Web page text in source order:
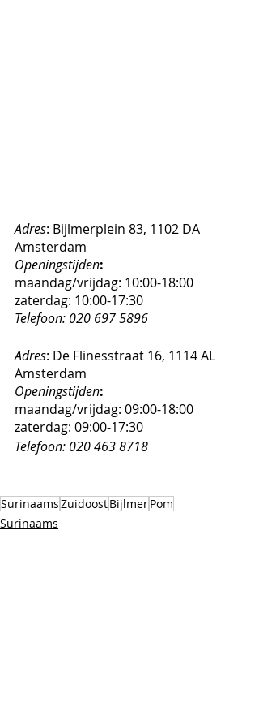
Adres: Bijlmerplein 83, 1102 DA
Amsterdam
Openingstijden:
maandag/vrijdag: 10:00-18:00
zaterdag: 10:00-17:30
Telefoon: 020 697 5896
Adres: De Flinesstraat 16, 1114 AL
Amsterdam
Openingstijden:
maandag/vrijdag: 09:00-18:00
zaterdag: 09:00-17:30
Telefoon: 020 463 8718
SurinaamsZuidoostBijlmerPom
Surinaams